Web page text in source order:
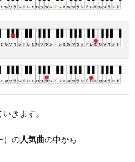
きます。
）の人気曲の中から